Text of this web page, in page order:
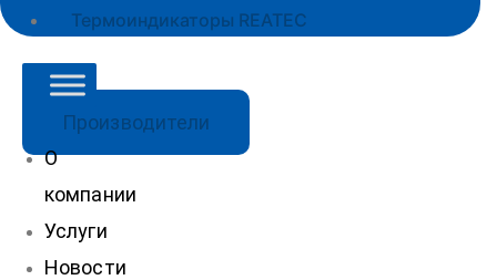
Термоиндикаторы REATEC
Производители
О
компании
Услуги
Новости